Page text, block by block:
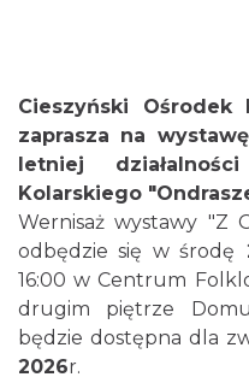
Cieszyn
0.11 km
Cieszyński Ośrodek
zaprasza na
letniej
Kolarskiego
Wernisaż wystawy "Z
odbędzie się w środę
16:00 w Centrum
drugim piętrze
będzie dostępna dla
2026r.